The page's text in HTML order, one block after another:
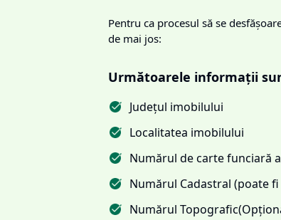
Pentru ca procesul să se
de mai jos:
Următoarele informații
Județul imobilului
Localitatea imobilului
Numărul de carte funciară
Numărul Cadastral (poate
Numărul